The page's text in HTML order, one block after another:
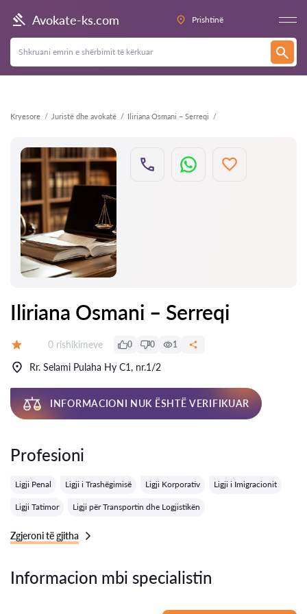
Avokate-ks.com Prishtinë
Kryesore Juristë dhe avokatë Iliriana Osmani – Serreqi
Kthehu
Iliriana Osmani – Serreqi
Rishikime:
0 rishikimeve 0 0 1
Rr. Selami Pulaha Hy C1, nr.1/2
INFORMACIONI NUK ËSHTË VERIFIKUAR
Profesioni
Ligji Penal Ligji i Trashëgimisë Ligji Korporativ Ligji i Imigracionit
Ligji Tatimor Ligji për Transportin dhe Logjistikën
Zgjeroni të gjitha
Informacion mbi specialistin